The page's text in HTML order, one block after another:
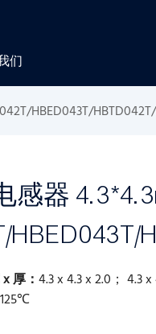
们
HBED043T/
感器
HBED043T/
厚： 4.3 x 4.3 x 2.0； 4.3 x
125℃